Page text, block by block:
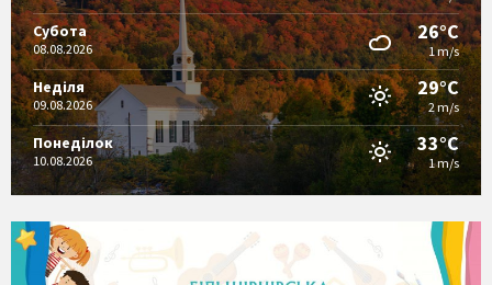
Субота
08.08.2026
26°C
1 m/s
Неділя
09.08.2026
29°C
2 m/s
Понеділок
10.08.2026
33°C
1 m/s